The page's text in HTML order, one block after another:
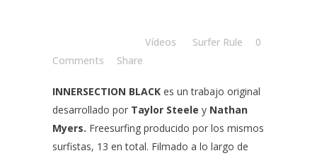
Vídeos Surfer Rule
0
Comments
Share
INNERSECTION BLACK es un trabajo original
desarrollado por Taylor Steele y Nathan
Myers. Freesurfing producido por los mismos
surfistas, 13 en total. Filmado a lo largo de